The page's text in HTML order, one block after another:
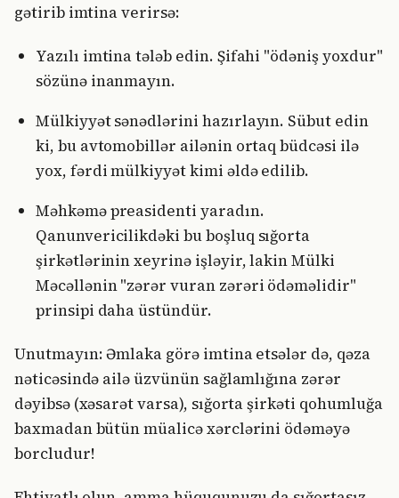
gətirib imtina verirsə:
Yazılı imtina tələb edin. Şifahi "ödəniş yoxdur"
sözünə inanmayın.
Mülkiyyət sənədlərini hazırlayın. Sübut edin
ki, bu avtomobillər ailənin ortaq büdcəsi ilə
yox, fərdi mülkiyyət kimi əldə edilib.
Məhkəmə preasidenti yaradın.
Qanunvericilikdəki bu boşluq sığorta
şirkətlərinin xeyrinə işləyir, lakin Mülki
Məcəllənin "zərər vuran zərəri ödəməlidir"
prinsipi daha üstündür.
Unutmayın: Əmlaka görə imtina etsələr də, qəza
nəticəsində ailə üzvünün sağlamlığına zərər
dəyibsə (xəsarət varsa), sığorta şirkəti qohumluğa
baxmadan bütün müalicə xərclərini ödəməyə
borcludur!